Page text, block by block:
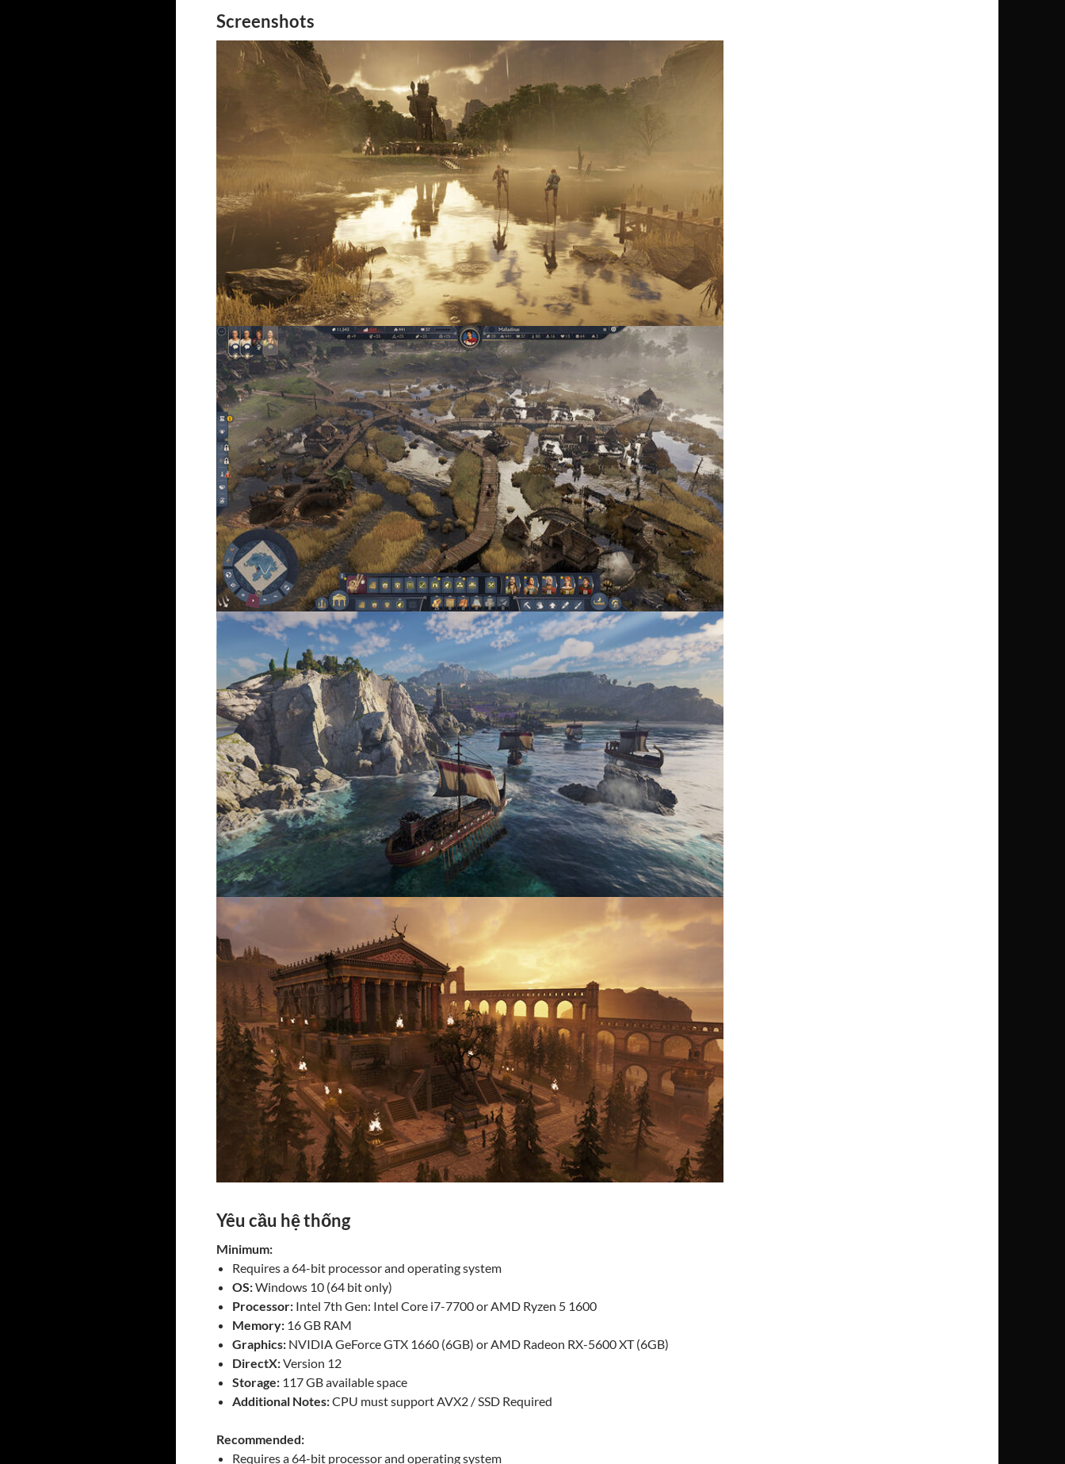
Screenshots
Yêu cầu hệ thống
Minimum:
Requires a 64-bit processor and operating system
OS:Windows 10 (64 bit only)
Processor: Intel 7th Gen: Intel Core i7-7700 or AMD Ryzen 5 1600
Memory: 16 GB RAM
Graphics: NVIDIA GeForce GTX 1660 (6GB) or AMD Radeon RX-5600 XT (6GB)
DirectX:Version 12
Storage: 117 GB available space
Additional Notes:CPU must support AVX2 / SSD Required
Recommended:
Requires a 64-bit processor and operating system